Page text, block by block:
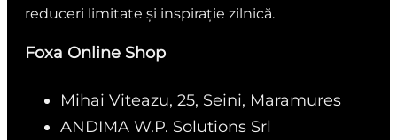
reduceri limitate și inspirație zilnică.
Foxa Online Shop
Mihai Viteazu, 25, Seini, Maramures
ANDIMA W.P. Solutions Srl